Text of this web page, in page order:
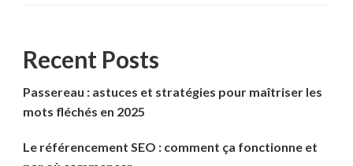
Recent Posts
Passereau : astuces et stratégies pour maîtriser les
mots fléchés en 2025
Le référencement SEO : comment ça fonctionne et